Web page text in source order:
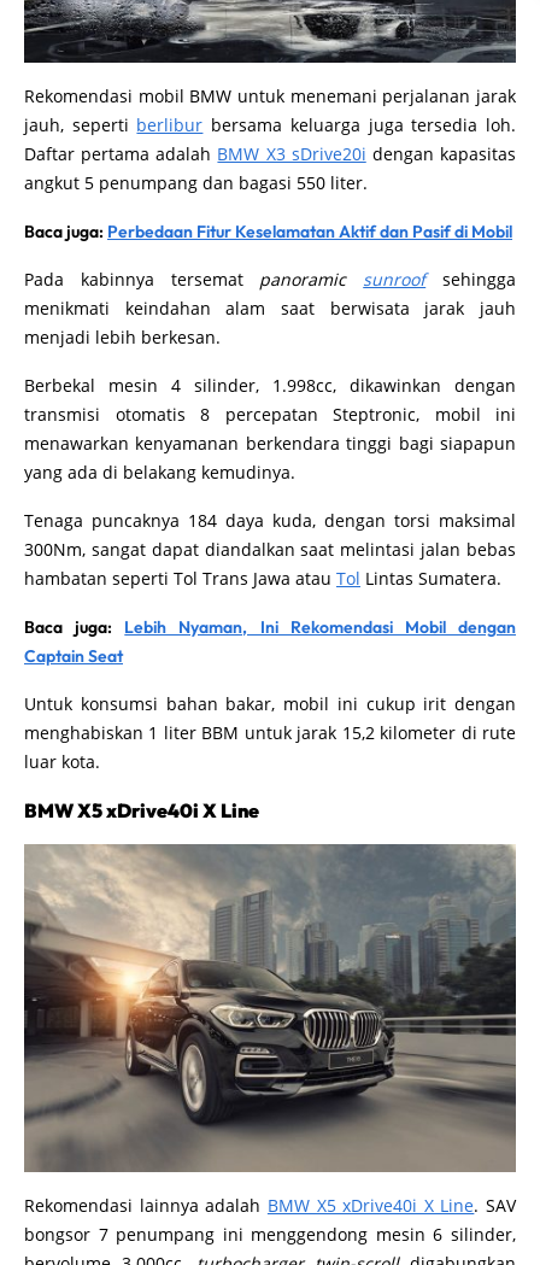
Rekomendasi mobil BMW untuk menemani perjalanan jarak
jauh, seperti berlibur bersama keluarga juga tersedia loh.
Daftar pertama adalah BMW X3 sDrive20i dengan kapasitas
angkut 5 penumpang dan bagasi 550 liter.
Baca juga: Perbedaan Fitur Keselamatan Aktif dan Pasif di Mobil
Pada kabinnya tersemat panoramic sunroofsehingga
menikmati keindahan alam saat berwisata jarak jauh
menjadi lebih berkesan.
Berbekal mesin 4 silinder, 1.998cc, dikawinkan dengan
transmisi otomatis 8 percepatan Steptronic, mobil ini
menawarkan kenyamanan berkendara tinggi bagi siapapun
yang ada di belakang kemudinya.
Tenaga puncaknya 184 daya kuda, dengan torsi maksimal
300Nm, sangat dapat diandalkan saat melintasi jalan bebas
hambatan seperti Tol Trans Jawa atau Tol Lintas Sumatera.
Baca juga: Lebih Nyaman, Ini Rekomendasi Mobil dengan
Captain Seat
Untuk konsumsi bahan bakar, mobil ini cukup irit dengan
menghabiskan 1 liter BBM untuk jarak 15,2 kilometer di rute
luar kota.
BMW X5 xDrive40i X Line
Rekomendasi lainnya adalah BMW X5 xDrive40i X Line. SAV
bongsor 7 penumpang ini menggendong mesin 6 silinder,